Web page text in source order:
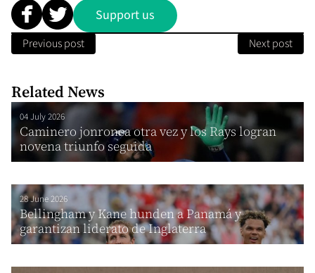
Support us
Previous post Next post
Related News
04 July 2026
Caminero jonronea otra vez y los Rays logran
novena triunfo seguida
28 June 2026
Bellingham y Kane hunden a Panamá y
garantizan liderato de Inglaterra